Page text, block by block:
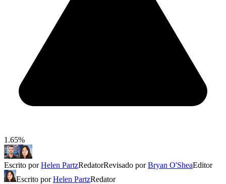
1.65%
Escrito porHelen PartzRedatorRevisado porBryan O'SheaEditor
Escrito porHelen PartzRedator